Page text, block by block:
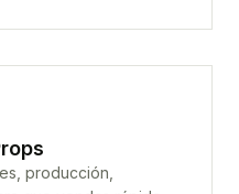
producción,